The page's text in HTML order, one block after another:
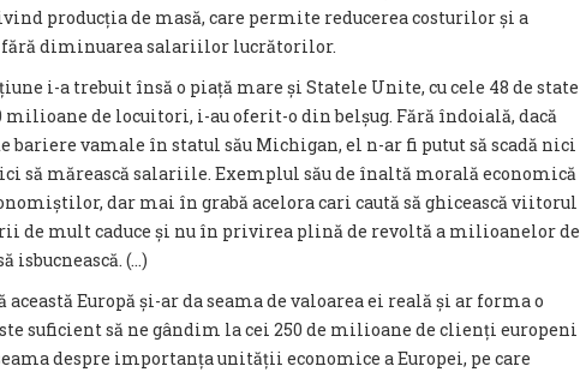
producția de masă, care permite reducerea costurilor și a
fără diminuarea salariilor lucrătorilor.
i-a trebuit însă o piață mare și Statele Unite, cu cele 48 de state
milioane de locuitori, i-au oferit-o din belșug. Fără îndoială, dacă
bariere vamale în statul său Michigan, el n-ar fi putut să scadă nici
să mărească salariile. Exemplul său de înaltă morală economică
dar mai în grabă acelora cari caută să ghicească viitorul
de mult caduce și nu în privirea plină de revoltă a milioanelor de
isbucnească. (...)
această Europă și-ar da seama de valoarea ei reală și ar forma o
suficient să ne gândim la cei 250 de milioane de clienți europeni
despre importanța unității economice a Europei, pe care